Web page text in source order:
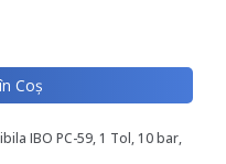
Coş
IBO PC-59, 1 Tol, 10 bar,